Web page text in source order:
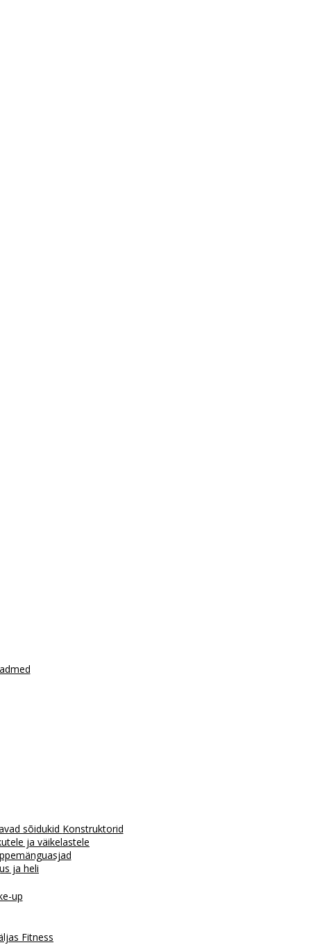
sõidukid Konstruktorid
ja väikelastele
ja heli
up
Fitness